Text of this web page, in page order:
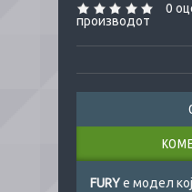
0
производот
FURYе модел